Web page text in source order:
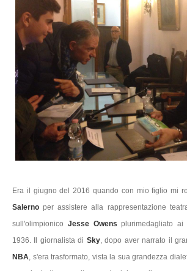
Era il giugno del 2016 quando con mio figlio mi
Salerno per assistere alla rappresentazione
sull'olimpionico Jesse Owensplurimedagliato
1936. Il giornalista di Sky, dopo aver narrato il
NBA , s'era trasformato, vista la sua grandezza